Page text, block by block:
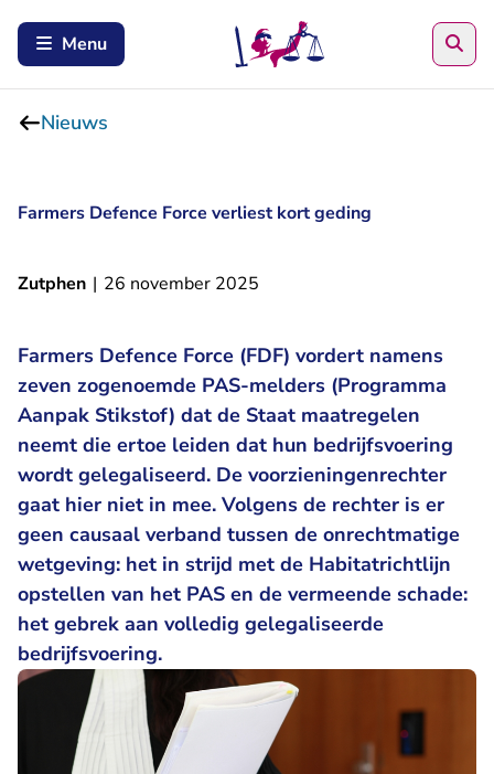
Menu
Nieuws
Farmers Defence Force verliest kort geding
Zutphen | 26 november 2025
Farmers Defence Force (FDF) vordert namens
zeven zogenoemde PAS-melders (Programma
Aanpak Stikstof) dat de Staat maatregelen
neemt die ertoe leiden dat hun bedrijfsvoering
wordt gelegaliseerd. De voorzieningenrechter
gaat hier niet in mee. Volgens de rechter is er
geen causaal verband tussen de onrechtmatige
wetgeving: het in strijd met de Habitatrichtlijn
opstellen van het PAS en de vermeende schade:
het gebrek aan volledig gelegaliseerde
bedrijfsvoering.